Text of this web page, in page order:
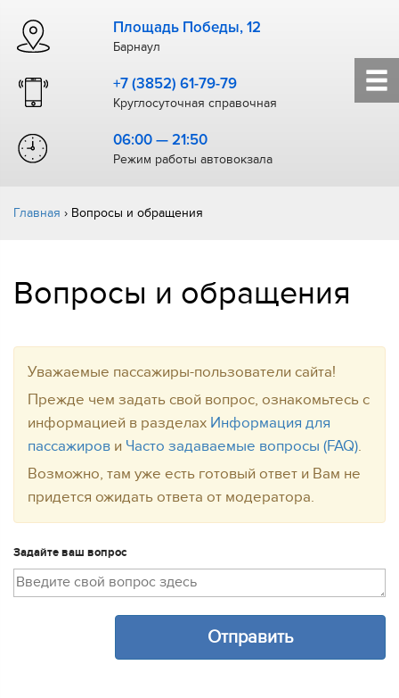
Площадь Победы, 12
Барнаул
+7 (3852) 61-79-79
Круглосуточная справочная
06:00 — 21:50
Режим работы автовокзала
Главная › Вопросы и обращения
Вопросы и обращения
Уважаемые пассажиры-пользователи сайта!
Прежде чем задать свой вопрос, ознакомьтесь с
информацией в разделах Информация для
пассажиров и Часто задаваемые вопросы (FAQ).
Возможно, там уже есть готовый ответ и Вам не
придется ожидать ответа от модератора.
Задайте ваш вопрос